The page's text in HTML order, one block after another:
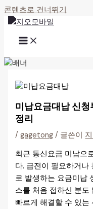
콘텐츠로 건너뛰기
미납요금대납 신청
정리
/gagetong / 글쓴이
최근 통신요금 미납으
다. 급전이 필요하거나
로 발생하는 요금미납
스를 처음 접하신 분도
빠르게 해결할 수 있는